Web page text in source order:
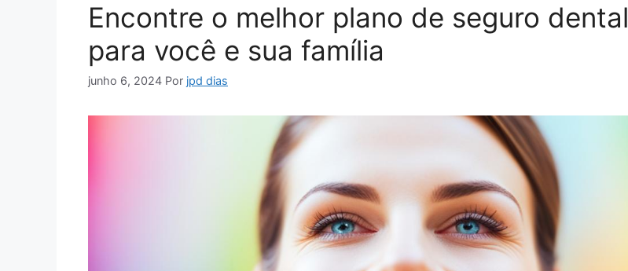
Encontre o melhor plano de seguro dental
para você e sua família
junho 6, 2024 Por jpd dias